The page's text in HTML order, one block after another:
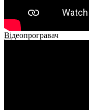
Відеопрогравач